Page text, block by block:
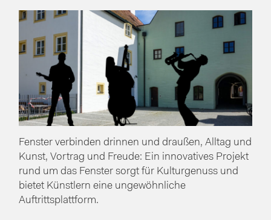
Fenster verbinden drinnen und draußen, Alltag und
Kunst, Vortrag und Freude: Ein innovatives Projekt
rund um das Fenster sorgt für Kulturgenuss und
bietet Künstlern eine ungewöhnliche
Auftrittsplattform.